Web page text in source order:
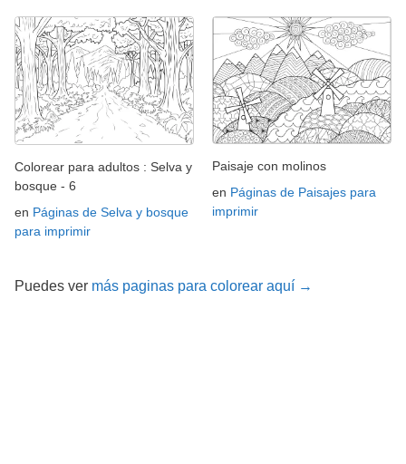
Colorear para adultos : Selva y
bosque - 6
en Páginas de Selva y bosque
para imprimir
Paisaje con molinos
en Páginas de Paisajes para
imprimir
Puedes ver más paginas para colorear aquí →